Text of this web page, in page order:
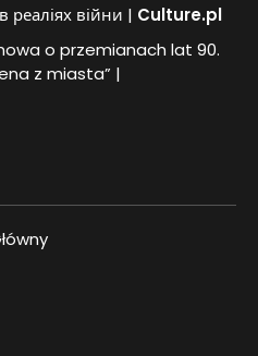
реаліях війни | Culture.pl
o przemianach lat 90.
z miasta” |